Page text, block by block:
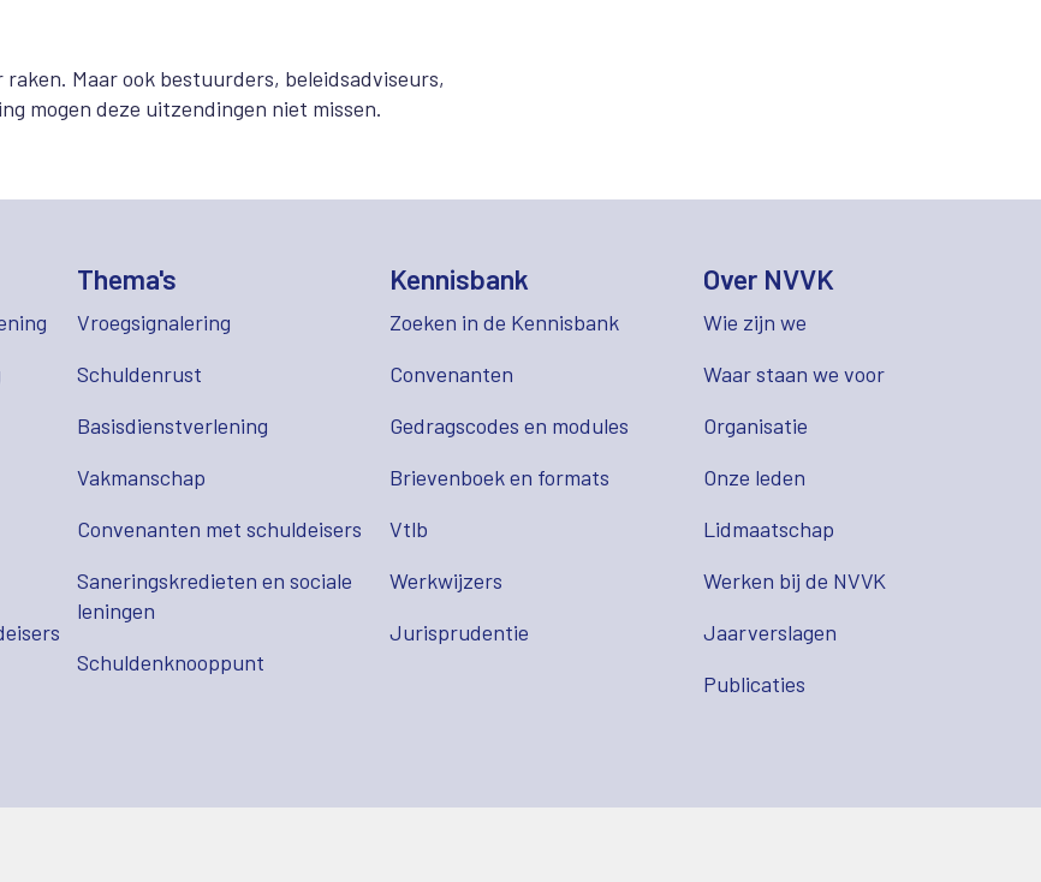
Maar ook bestuurders, beleidsadviseurs,
mogen deze uitzendingen niet missen.
Thema's
Vroegsignalering
Schuldenrust
Basisdienstverlening
Vakmanschap
Convenanten met schuldeisers
Saneringskredieten en sociale
leningen
Schuldenknooppunt
Kennisbank
Zoeken in de Kennisbank
Convenanten
Gedragscodes en modules
Brievenboek en formats
Vtlb
Werkwijzers
Jurisprudentie
Over NVVK
Wie zijn we
Waar staan we voor
Organisatie
Onze leden
Lidmaatschap
Werken bij de NVVK
Jaarverslagen
Publicaties